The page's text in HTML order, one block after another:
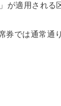
適用される
では通常通